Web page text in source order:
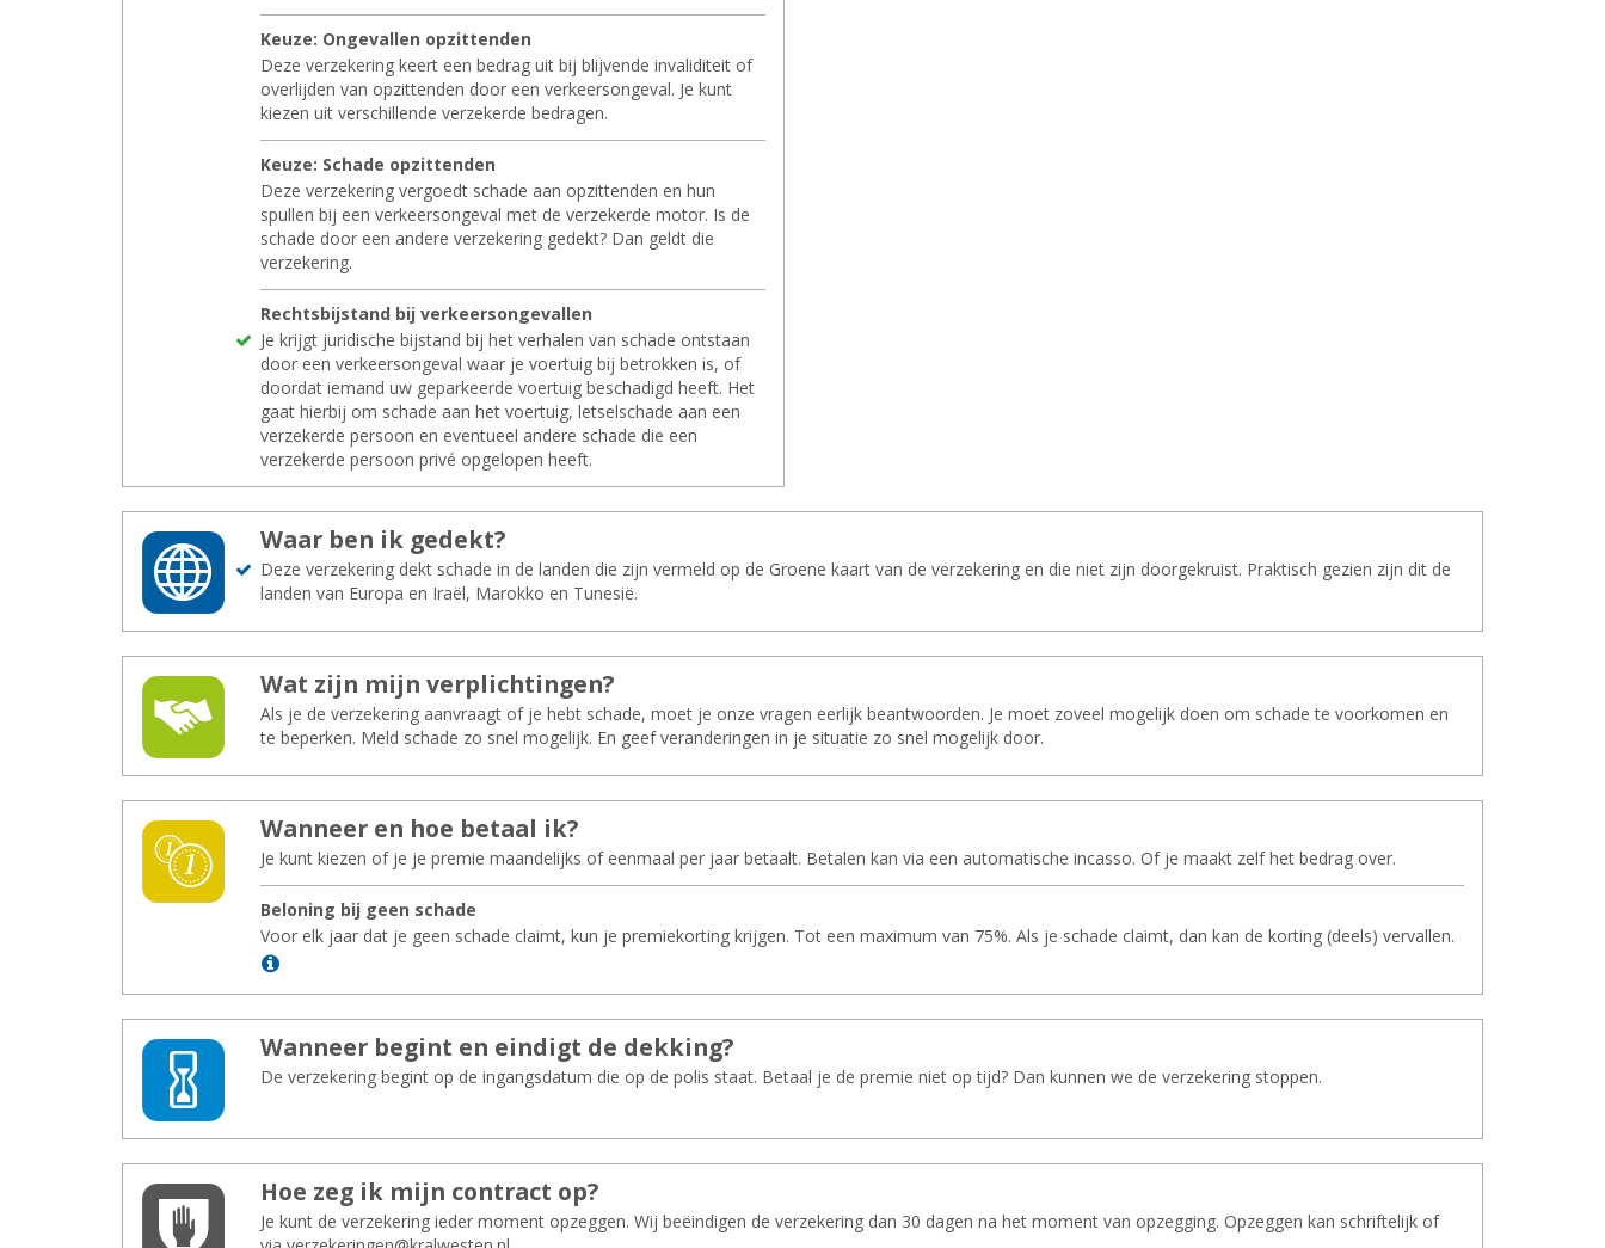
Keuze: On­ge­val­len op­zit­ten­den
Deze verzekering keert een bedrag uit bij blijvende invaliditeit of
overlijden van opzittenden door een verkeersongeval. Je kunt
kiezen uit verschillende verzekerde bedragen.
Keuze: Scha­de op­zit­ten­den
Deze verzekering vergoedt schade aan opzittenden en hun
spullen bij een verkeersongeval met de verzekerde motor. Is de
schade door een andere verzekering gedekt? Dan geldt die
verzekering.
Rechts­bij­stand bij ver­keers­on­ge­val­len
Je krijgt juridische bijstand bij het verhalen van schade ontstaan
door een verkeersongeval waar je voertuig bij betrokken is, of
doordat iemand uw geparkeerde voertuig beschadigd heeft. Het
gaat hierbij om schade aan het voertuig, letselschade aan een
verzekerde persoon en eventueel andere schade die een
verzekerde persoon privé opgelopen heeft.
Waar ben ik ge­dekt?
Deze verzekering dekt schade in de landen die zijn vermeld op de Groene kaart van de verzekering en die niet zijn doorgekruist. Praktisch gezien zijn dit de
landen van Europa en Iraël, Marokko en Tunesië.
Wat zijn mijn ver­plich­tin­gen?
Als je de verzekering aanvraagt of je hebt schade, moet je onze vragen eerlijk beantwoorden. Je moet zoveel mogelijk doen om schade te voorkomen en
te beperken. Meld schade zo snel mogelijk. En geef veranderingen in je situatie zo snel mogelijk door.
Wan­neer en hoe be­taal ik?
Je kunt kiezen of je je premie maandelijks of eenmaal per jaar betaalt. Betalen kan via een automatische incasso. Of je maakt zelf het bedrag over.
Be­lo­ning bij geen scha­de
Voor elk jaar dat je geen schade claimt, kun je premiekorting krijgen. Tot een maximum van 75%. Als je schade claimt, dan kan de korting (deels) vervallen.
Lees meer
Wan­neer be­gint en ein­digt de dek­king?
De verzekering begint op de ingangsdatum die op de polis staat. Betaal je de premie niet op tijd? Dan kunnen we de verzekering stoppen.
Hoe zeg ik mijn con­tract op?
Je kunt de verzekering ieder moment opzeggen. Wij beëindigen de verzekering dan 30 dagen na het moment van opzegging. Opzeggen kan schriftelijk of